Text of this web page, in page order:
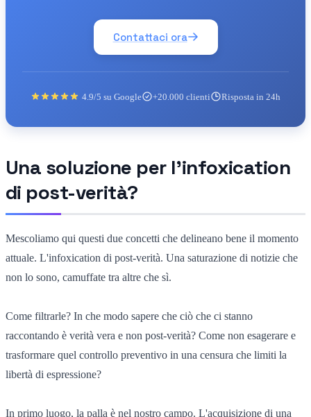
Contattaci ora
4.9/5 su Google +20.000 clienti Risposta in 24h
Una soluzione per l'infoxication
di post-verità?
Mescoliamo qui questi due concetti che delineano bene il momento
attuale. L'infoxication di post-verità. Una saturazione di notizie che
non lo sono, camuffate tra altre che sì.
Come filtrarle? In che modo sapere che ciò che ci stanno
raccontando è verità vera e non post-verità? Come non esagerare e
trasformare quel controllo preventivo in una censura che limiti la
libertà di espressione?
In primo luogo, la palla è nel nostro campo. L'acquisizione di una